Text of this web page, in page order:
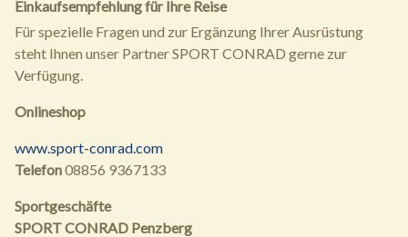
Einkaufsempfehlung für Ihre Reise
Für spezielle Fragen und zur Ergänzung Ihrer Ausrüstung
steht Ihnen unser Partner SPORT CONRAD gerne zur
Verfügung.
Onlineshop
www.sport-conrad.com
Telefon08856 9367133
Sportgeschäfte
SPORT CONRAD Penzberg